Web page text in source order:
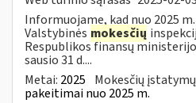
Informuojame, kad nuo 2025
Valstybinės mokesčių
Respublikos finansų
sausio 31 d....
Metai: 2025 Mokesčių
pakeitimai nuo 2025 m.